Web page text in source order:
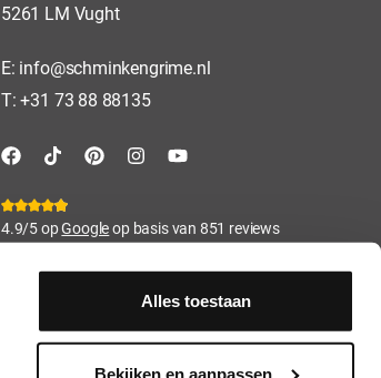
Alles toestaan
Bekijken en aanpassen
5261 LM Vught
E: info@schminkengrime.nl
T:+31 73 88 88135
4.9/5 opGoogleop basis van 851 reviews